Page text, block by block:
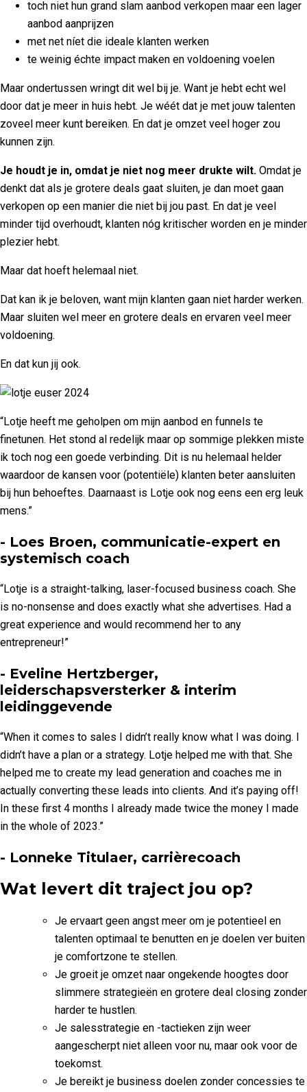
toch niet hun grand slam aanbod verkopen maar een lager
aanbod aanprijzen
met net níet die ideale klanten werken
te weinig échte impact maken en voldoening voelen
Maar ondertussen wringt dit wel bij je. Want je hebt echt wel
door dat je meer in huis hebt. Je wéét dat je met jouw talenten
zoveel meer kunt bereiken. En dat je omzet veel hoger zou
kunnen zijn.
Je houdt je in, omdat je niet nog meer drukte wilt. Omdat je
denkt dat als je grotere deals gaat sluiten, je dan moet gaan
verkopen op een manier die niet bij jou past. En dat je veel
minder tijd overhoudt, klanten nóg kritischer worden en je minder
plezier hebt.
Maar dat hoeft helemaal niet.
Dat kan ik je beloven, want mijn klanten gaan niet harder werken.
Maar sluiten wel meer en grotere deals en ervaren veel meer
voldoening.
En dat kun jij ook.
“Lotje heeft me geholpen om mijn aanbod en funnels te
finetunen. Het stond al redelijk maar op sommige plekken miste
ik toch nog een goede verbinding. Dit is nu helemaal helder
waardoor de kansen voor (potentiële) klanten beter aansluiten
bij hun behoeftes. Daarnaast is Lotje ook nog eens een erg leuk
mens.”
- Loes Broen, communicatie-expert en
systemisch coach
“Lotje is a straight-talking, laser-focused business coach. She
is no-nonsense and does exactly what she advertises. Had a
great experience and would recommend her to any
entrepreneur!”
- Eveline Hertzberger,
leiderschapsversterker & interim
leidinggevende
“When it comes to sales I didn’t really know what I was doing. I
didn’t have a plan or a strategy. Lotje helped me with that. She
helped me to create my lead generation and coaches me in
actually converting these leads into clients. And it’s paying off!
In these first 4 months I already made twice the money I made
in the whole of 2023.”
- Lonneke Titulaer, carrièrecoach
Wat levert dit traject jou op?
Je ervaart geen angst meer om je potentieel en
talenten optimaal te benutten en je doelen ver buiten
je comfortzone te stellen.
Je groeit je omzet naar ongekende hoogtes door
slimmere strategieën en grotere deal closing zonder
harder te hustlen.
Je salesstrategie en -tactieken zijn weer
aangescherpt niet alleen voor nu, maar ook voor de
toekomst.
Je bereikt je business doelen zonder concessies te